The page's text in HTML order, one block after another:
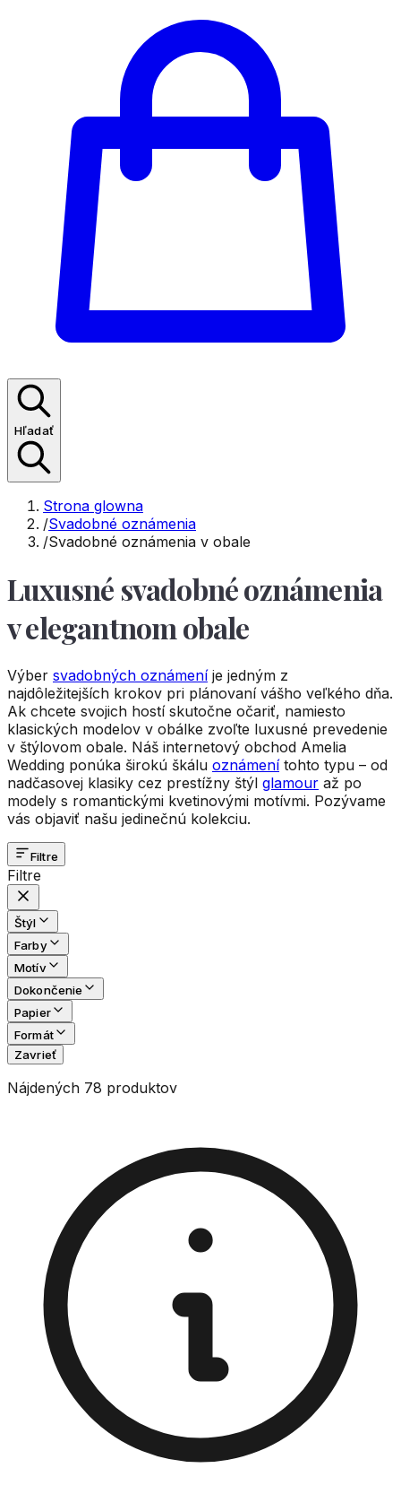
Hľadať
Strona glowna
/Svadobné oznámenia
/Svadobné oznámenia v obale
Luxusné svadobné oznámenia
v elegantnom obale
Výber svadobných oznámeníje jedným z
najdôležitejších krokov pri plánovaní vášho veľkého dňa.
Ak chcete svojich hostí skutočne očariť, namiesto
klasických modelov v obálke zvoľte luxusné prevedenie
v štýlovom obale. Náš internetový obchod Amelia
Wedding ponúka širokú škálu oznámenítohto typu – od
nadčasovej klasiky cez prestížny štýl glamour až po
modely s romantickými kvetinovými motívmi. Pozývame
vás objaviť našu jedinečnú kolekciu.
Filtre
Filtre
Štýl
Farby
Motív
Dokončenie
Papier
Formát
Zavrieť
Nájdených 78 produktov